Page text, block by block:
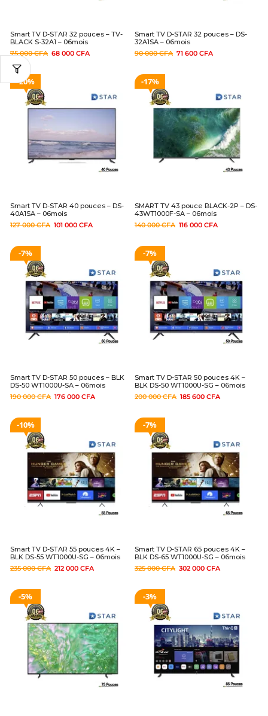
Smart TV D-STAR 32 pouces – TV-
BLACK S-32A1 – 06mois
75 000CFA 68 000 CFA
Smart TV D-STAR 32 pouces – DS-
32A1SA – 06mois
90 000CFA 71 600 CFA
20%
Smart TV D-STAR 40 pouces – DS-
40A1SA – 06mois
127 000CFA 101 000 CFA
17%
SMART TV 43 pouce BLACK-2P – DS-
43WT1000F-SA – 06mois
140 000CFA 116 000 CFA
7%
Smart TV D-STAR 50 pouces – BLK
DS-50 WT1000U-SA – 06mois
190 000CFA 176 000 CFA
7%
Smart TV D-STAR 50 pouces 4K –
BLK DS-50 WT1000U-SG – 06mois
200 000CFA 185 600 CFA
10%
Smart TV D-STAR 55 pouces 4K –
BLK DS-55 WT1000U-SG – 06mois
235 000CFA 212 000 CFA
7%
Smart TV D-STAR 65 pouces 4K –
BLK DS-65 WT1000U-SG – 06mois
325 000CFA 302 000 CFA
5% 3%